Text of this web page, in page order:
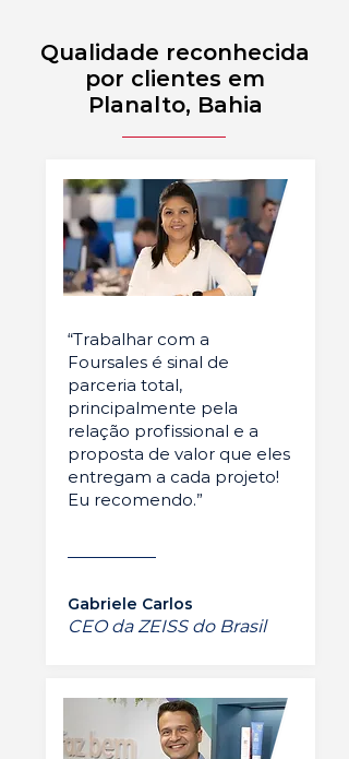
Qualidade reconhecida
por clientes em
Planalto, Bahia
“Trabalhar com a
Foursales é sinal de
parceria total,
principalmente pela
relação profissional e a
proposta de valor que eles
entregam a cada projeto!
Eu recomendo.”
Gabriele Carlos
CEO da ZEISS do Brasil